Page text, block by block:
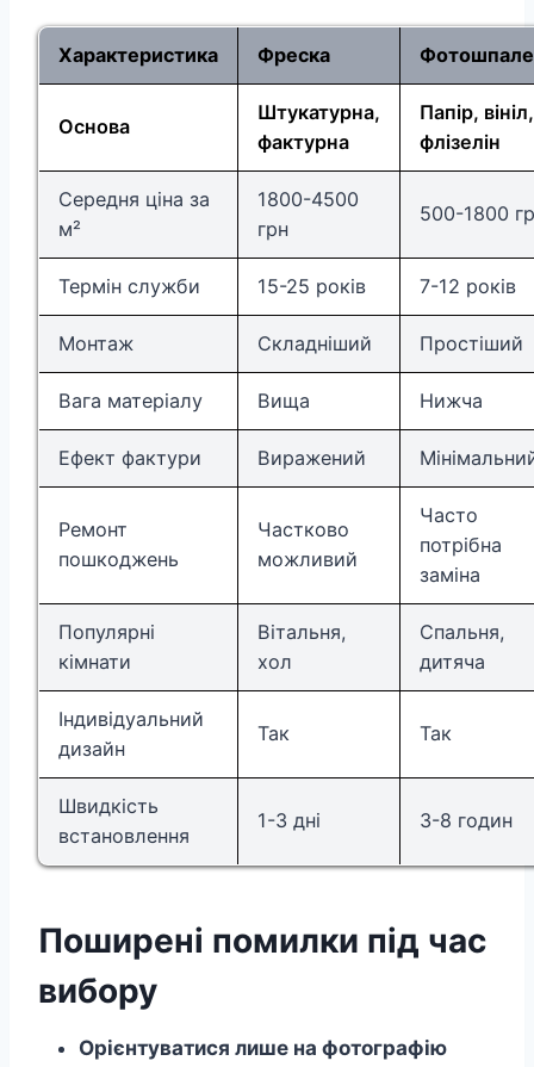
Характеристика Фреска
Основа
Штукатурна,
фактурна
Папір, вініл,
флізелін
Середня ціна за
м²
1800-4500
грн
500-1800
Термін служби 15-25 років 7-12 років
Монтаж Складніший Простіший
Вага матеріалу Вища Нижча
Ефект фактури Виражений
Ремонт
пошкоджень
Частково
можливий
Часто
потрібна
заміна
Популярні
кімнати
Вітальня,
хол
Спальня,
дитяча
Індивідуальний
дизайн
Так Так
Швидкість
встановлення
1-3 дні 3-8 годин
Поширені помилки під час
вибору
Орієнтуватися лише на фотографію